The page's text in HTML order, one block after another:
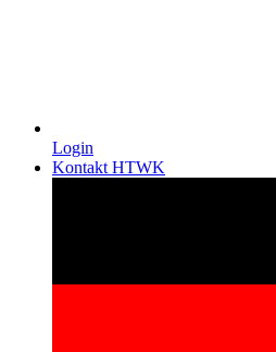
Login
Kontakt HTWK